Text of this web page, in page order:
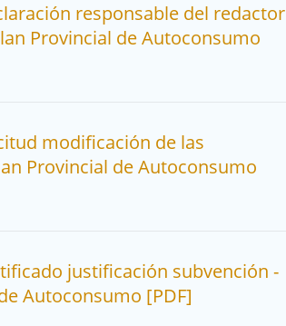
responsable del redactor
Provincial de Autoconsumo
modificación de las
Provincial de Autoconsumo
justificación subvención -
Autoconsumo [PDF]